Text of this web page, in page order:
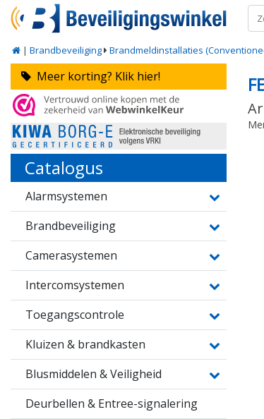
| Brandbeveiliging Brandmeldinstallaties
Meer korting? Klik hier!
Catalogus
Alarmsystemen
Brandbeveiliging
Camerasystemen
Intercomsystemen
Toegangscontrole
Kluizen & brandkasten
Blusmiddelen & Veiligheid
Deurbellen & Entree-signalering